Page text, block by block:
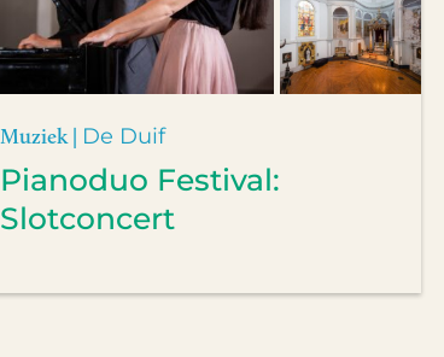
Muziek | De Duif
Pianoduo Festival:
Slotconcert